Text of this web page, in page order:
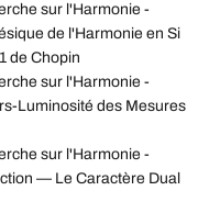
sur l'Harmonie -
de l'Harmonie en Si
de Chopin
sur l'Harmonie -
Luminosité des Mesures
sur l'Harmonie -
— Le Caractère Dual